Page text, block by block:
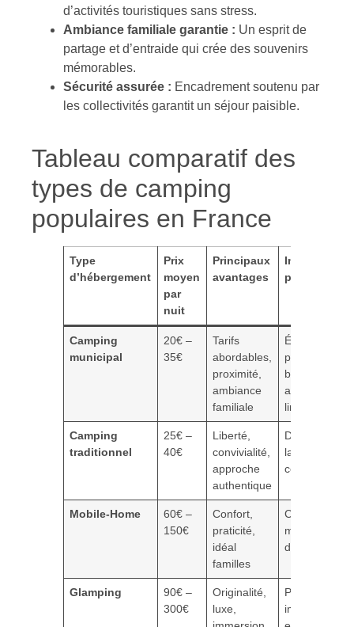
d’activités touristiques sans stress.
Ambiance familiale garantie : Un esprit de
partage et d’entraide qui crée des souvenirs
mémorables.
Sécurité assurée : Encadrement soutenu par
les collectivités garantit un séjour paisible.
Tableau comparatif des
types de camping
populaires en France
Type
d’hébergement
Prix
moyen
par
nuit
Principaux
avantages
potentiels
Camping
municipal
20€ –
35€
Tarifs
abordables,
proximité,
ambiance
familiale
Équipements
parfois
basiques,
animations
limitées
Camping
traditionnel
25€ –
40€
Liberté,
convivialité,
approche
authentique
Dépendance
la météo,
confort
Mobile-Home
60€ –
150€
Confort,
praticité,
idéal
familles
Coût plus
moins
d’authenticité
Glamping
90€ –
300€
Originalité,
luxe,
Prix élevé,
impact